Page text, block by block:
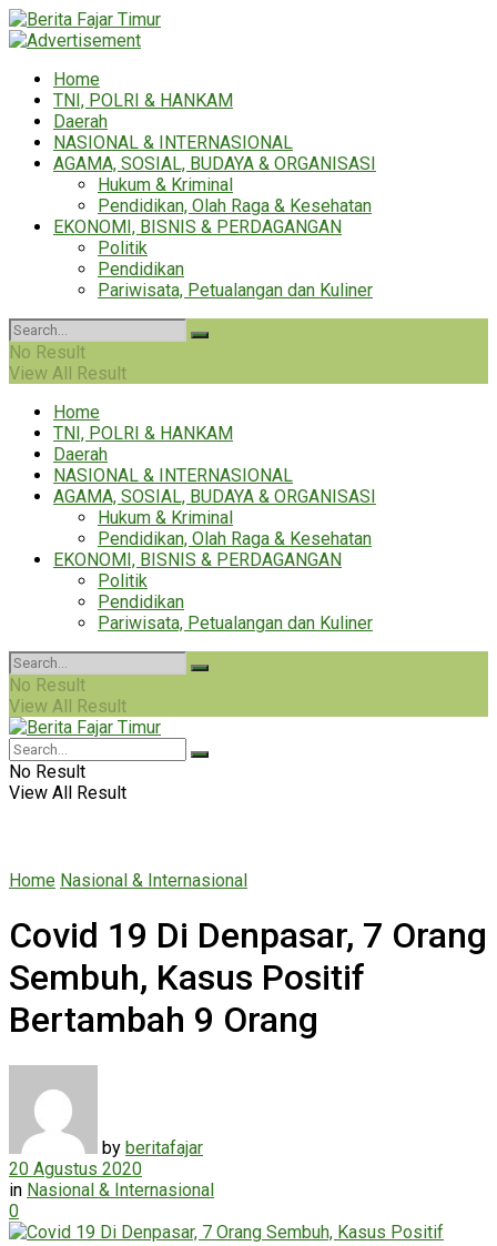
Home
TNI, POLRI & HANKAM
Daerah
NASIONAL & INTERNASIONAL
AGAMA, SOSIAL, BUDAYA & ORGANISASI
Hukum & Kriminal
Pendidikan, Olah Raga & Kesehatan
EKONOMI, BISNIS & PERDAGANGAN
Politik
Pendidikan
Pariwisata, Petualangan dan Kuliner
No Result
View All Result
Home
TNI, POLRI & HANKAM
Daerah
NASIONAL & INTERNASIONAL
AGAMA, SOSIAL, BUDAYA & ORGANISASI
Hukum & Kriminal
Pendidikan, Olah Raga & Kesehatan
EKONOMI, BISNIS & PERDAGANGAN
Politik
Pendidikan
Pariwisata, Petualangan dan Kuliner
No Result
View All Result
No Result
View All Result
Home Nasional & Internasional
Covid 19 Di Denpasar, 7 Orang
Sembuh, Kasus Positif
Bertambah 9 Orang
by beritafajar
20 Agustus 2020
in Nasional & Internasional
0